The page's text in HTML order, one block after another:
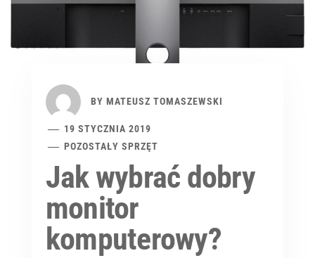
BY MATEUSZ TOMASZEWSKI
19 STYCZNIA 2019
POZOSTAŁY SPRZĘT
Jak wybrać dobry
monitor
komputerowy?